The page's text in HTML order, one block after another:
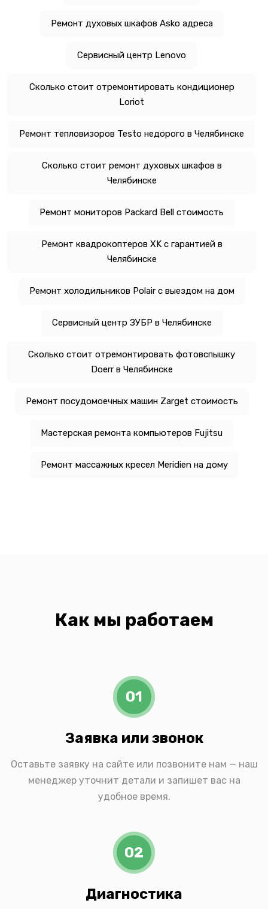
Ремонт духовых шкафов Asko адреса
Сервисный центр Lenovo
Сколько стоит отремонтировать кондиционер
Loriot
Ремонт тепловизоров Testo недорого в Челябинске
Сколько стоит ремонт духовых шкафов в
Челябинске
Ремонт мониторов Packard Bell стоимость
Ремонт квадрокоптеров XK с гарантией в
Челябинске
Ремонт холодильников Polair с выездом на дом
Сервисный центр ЗУБР в Челябинске
Сколько стоит отремонтировать фотовспышку
Doerr в Челябинске
Ремонт посудомоечных машин Zarget стоимость
Мастерская ремонта компьютеров Fujitsu
Ремонт массажных кресел Meridien на дому
Как мы работаем
01
Заявка или звонок
Оставьте заявку на сайте или позвоните нам — наш
менеджер уточнит детали и запишет вас на
удобное время.
02
Диагностика